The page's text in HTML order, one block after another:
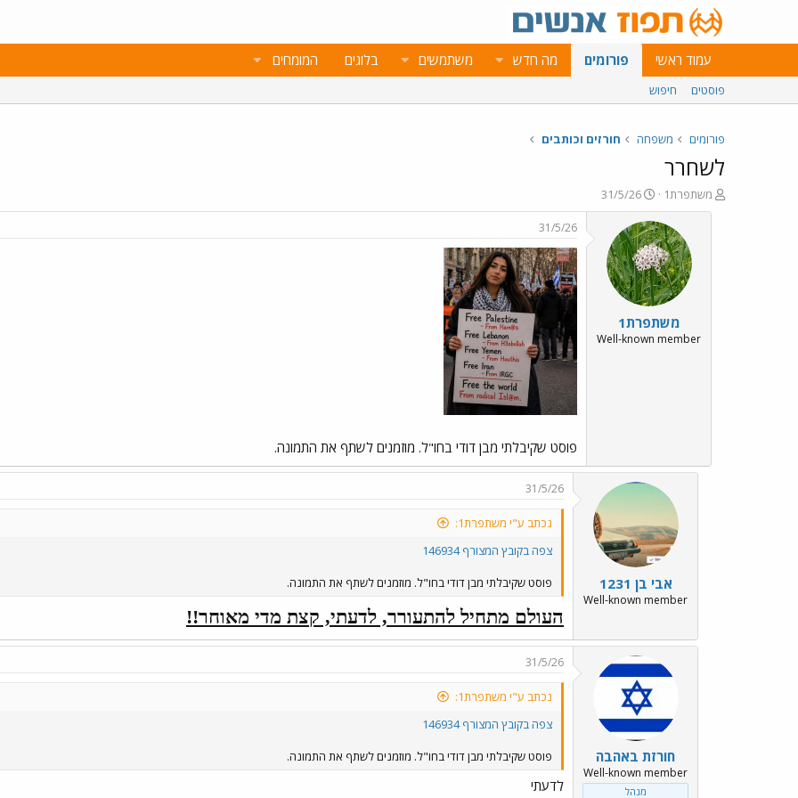
עמוד ראשי פורומים מה חדש משתמשים בלוגים המומחים
פוסטים חיפוש
פורומים משפחה חורזים וכותבים
לשחרר
פ
ו
משתפרת1
פ
ו
ר
ס
ם
ב
ת
א
ר
י
31/5/26
משתפרת1
Well-known member
31/5/26
פוסט שקיבלתי מבן דודי בחו"ל. מוזמנים לשתף את התמונה.
אבי בן 1231
Well-known member
31/5/26
נכתב ע"י משתפרת1:
צפה בקובץ המצורף 146934
פוסט שקיבלתי מבן דודי בחו"ל. מוזמנים לשתף את התמונה.
העולם מתחיל להתעורר, לדעתי, קצת מדי מאוחר!!
חורזת באהבה
Well-known member
מנהל
31/5/26
נכתב ע"י משתפרת1:
צפה בקובץ המצורף 146934
פוסט שקיבלתי מבן דודי בחו"ל. מוזמנים לשתף את התמונה.
לדעתי